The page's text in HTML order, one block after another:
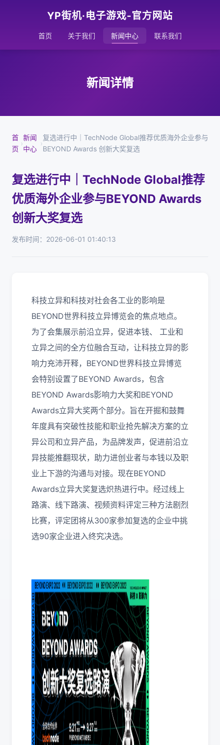
YP街机·电子游戏-官方网站
首页 关于我们 新闻中心 联系我们
新闻详情
首
页
›
新闻
中心
›
复选进行中｜TechNode Global推荐优质海外企业参与
BEYOND Awards 创新大奖复选
复选进行中｜TechNode Global推荐
优质海外企业参与BEYOND Awards
创新大奖复选
发布时间：2026-06-01 01:40:13
科技立异和科技对社会各工业的影响是
BEYOND世界科技立异博览会的焦点地点。
为了会集展示前沿立异，促进本钱、 工业和
立异之间的全方位融合互动，让科技立异的影
响力充沛开释，BEYOND世界科技立异博览
会特别设置了BEYOND Awards，包含
BEYOND Awards影响力大奖和BEYOND
Awards立异大奖两个部分。 旨在开掘和鼓舞
年度具有突破性技能和职业抢先解决方案的立
异公司和立异产品，为品牌发声，促进前沿立
异技能推翻现状，助力进创业者与本钱以及职
业上下游的沟通与对接。 现在BEYOND
Awards立异大奖复选炽热进行中。 经过线上
路演、线下路演、视频资料评定三种方法剧烈
比赛，评定团将从300家参加复选的企业中挑
选90家企业进入终究决选。